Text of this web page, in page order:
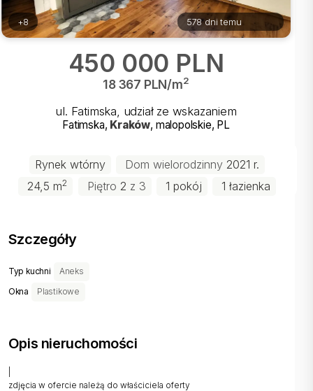
+8 578 dni temu
450 000 PLN
18 367 PLN/m2
ul. Fatimska, udział ze wskazaniem
Fatimska, Kraków, malopolskie, PL
Rynek wtórny Dom wielorodzinny 2021 r.
24,5 m2 Piętro 2 z 3 1 pokój 1 łazienka
Szczegóły
Typ kuchni Aneks
Okna Plastikowe
Opis nieruchomości
zdjęcia w ofercie należą do właściciela oferty